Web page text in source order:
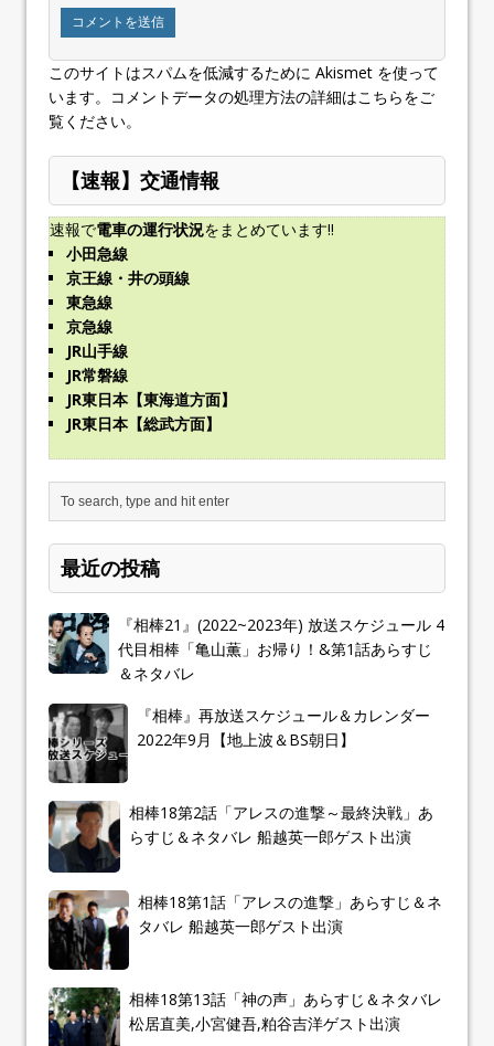
このサイトはスパムを低減するために Akismet を使って
います。 コメントデータの処理方法の詳細はこちらをご
覧ください。
【速報】交通情報
速報で電車の運行状況をまとめています!!
小田急線
京王線・井の頭線
東急線
京急線
JR山手線
JR常磐線
JR東日本【東海道方面】
JR東日本【総武方面】
最近の投稿
『相棒21』(2022~2023年) 放送スケジュール 4
代目相棒「亀山薫」お帰り！&第1話あらすじ
＆ネタバレ
『相棒』再放送スケジュール＆カレンダー
2022年9月【地上波＆BS朝日】
相棒18第2話「アレスの進撃～最終決戦」あ
らすじ＆ネタバレ 船越英一郎ゲスト出演
相棒18第1話「アレスの進撃」あらすじ＆ネ
タバレ 船越英一郎ゲスト出演
相棒18第13話「神の声」あらすじ＆ネタバレ
松居直美,小宮健吾,粕谷吉洋ゲスト出演